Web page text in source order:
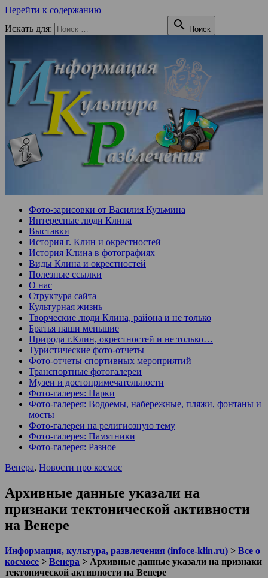
Перейти к содержанию
Искать для:
 Поиск
Фото-зарисовки от Василия Кузьмина
Интересные люди Клина
Выставки
История г. Клин и окрестностей
История Клина в фотографиях
Виды Клина и окрестностей
Полезные ссылки
О нас
Структура сайта
Культурная жизнь
Творческие люди Клина, района и не только
Братья наши меньшие
Природа г.Клин, окрестностей и не только…
Туристические фото-отчеты
Фото-отчеты спортивных мероприятий
Транспортные фотогалереи
Музеи и достопримечательности
Фото-галерея: Парки
Фото-галерея: Водоемы, набережные, пляжи, фонтаны и
мосты
Фото-галереи на религиозную тему
Фото-галерея: Памятники
Фото-галерея: Разное
Венера, Новости про космос
Архивные данные указали на
признаки тектонической активности
на Венере
Информация, культура, развлечения (infoce-klin.ru) > Все о
космосе > Венера > Архивные данные указали на признаки
тектонической активности на Венере